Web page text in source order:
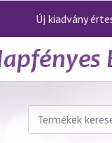
Új kiadvány
Keresés
következőre: